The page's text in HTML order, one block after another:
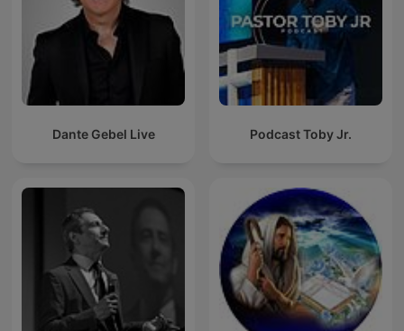
Dante Gebel Live Podcast Toby Jr.